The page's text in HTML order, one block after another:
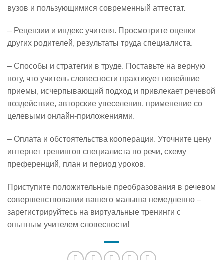
вузов и пользующимися современный аттестат.
– Рецензии и индекс учителя. Просмотрите оценки
других родителей, результаты труда специалиста.
– Способы и стратегии в труде. Поставьте на верную
ногу, что учитель словесности практикует новейшие
приемы, исчерпывающий подход и привлекает речевой
воздействие, авторские увеселения, применение со
целевыми онлайн-приложениями.
– Оплата и обстоятельства кооперации. Уточните цену
интернет тренингов специалиста по речи, схему
преференций, план и период уроков.
Приступите положительные преобразования в речевом
совершенствовании вашего малыша немедленно –
зарегистрируйтесь на виртуальные тренинги с
опытным учителем словесности!